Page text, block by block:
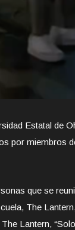
Estatal de
por miembros
que se
The
Lantern,